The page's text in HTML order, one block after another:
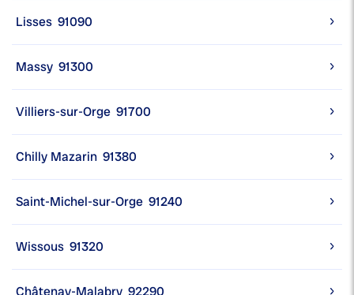
Lisses 91090
Massy 91300
Villiers-sur-Orge 91700
Chilly Mazarin 91380
Saint-Michel-sur-Orge 91240
Wissous 91320
Châtenay-Malabry 92290